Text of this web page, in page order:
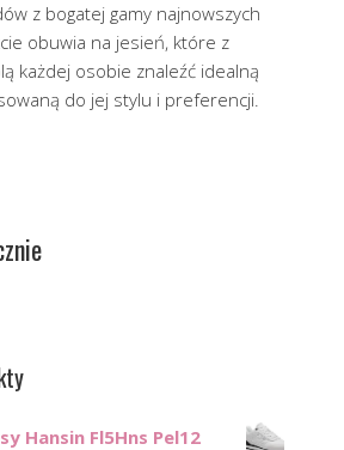
z bogatej gamy najnowszych
obuwia na jesień, które z
każdej osobie znaleźć idealną
do jej stylu i preferencji.
Hansin Fl5Hns Pel12